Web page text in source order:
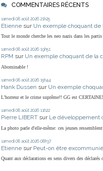
COMMENTAIRES RÉCENTS
samedi 08 août 2026 21h25
Etienne sur Un exemple choquant de
Tout le monde cherche les neo nazis dans les
samedi 08 août 2026 19h51
RPM sur Un exemple choquant de la
Abominable !
samedi 08 août 2026 15h44
Hank Dussen sur Un exemple
L'horreur et le crime suprême!! GG est
samedi 08 août 2026 11h22
Pierre LIBERT sur Le développement
La photo parle d'elle-même: ces jeunes ressemblent
samedi 08 août 2026 08h37
Etienne sur Peut-on être
Quant aux déclarations en sens divers des déclarés